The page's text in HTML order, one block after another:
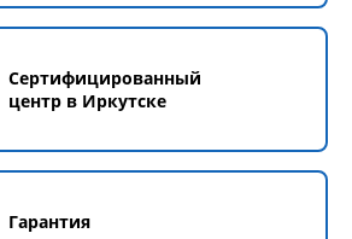
Сертифицированный
центр в Иркутске
Гарантия